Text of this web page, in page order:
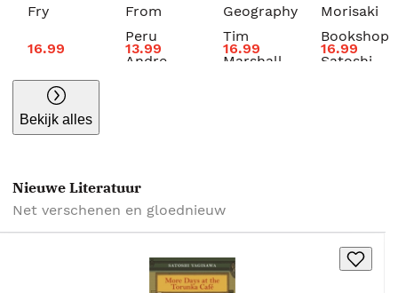
Fry
16.99
From
Peru
Andre
13.99
Geography
Tim
Marshall
16.99
Morisaki
Bookshop
Satoshi
16.99
Bekijk alles
Nieuwe Literatuur
Net verschenen en gloednieuw